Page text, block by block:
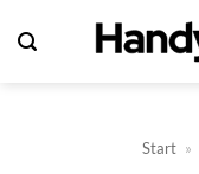
Inhalt
Start »